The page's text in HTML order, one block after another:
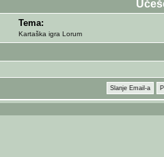
Tema:
Kartaška igra Lorum
Slanje Email-a